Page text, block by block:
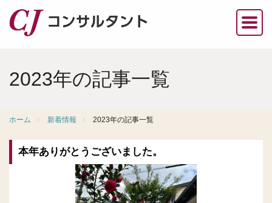
2023年の記事一覧
ホーム 新着情報 2023年の記事一覧
本年ありがとうございました。